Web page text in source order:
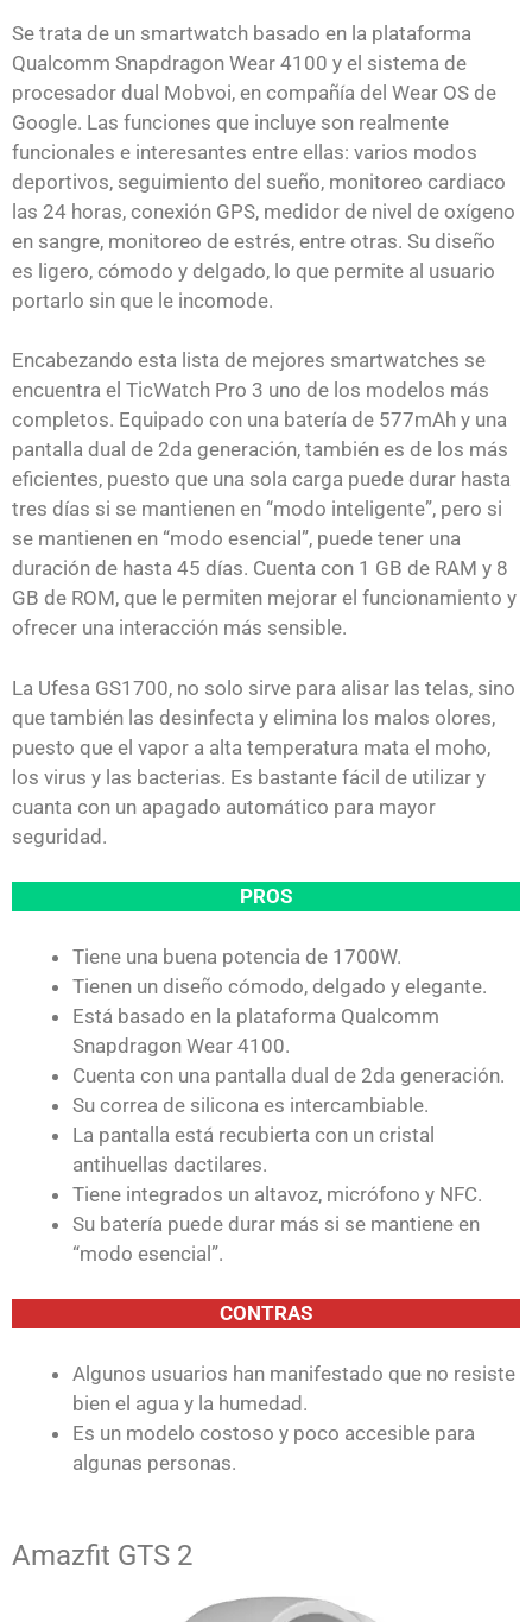
Se trata de un smartwatch basado en la plataforma
Qualcomm Snapdragon Wear 4100 y el sistema de
procesador dual Mobvoi, en compañía del Wear OS de
Google. Las funciones que incluye son realmente
funcionales e interesantes entre ellas: varios modos
deportivos, seguimiento del sueño, monitoreo cardiaco
las 24 horas, conexión GPS, medidor de nivel de oxígeno
en sangre, monitoreo de estrés, entre otras. Su diseño
es ligero, cómodo y delgado, lo que permite al usuario
portarlo sin que le incomode.
Encabezando esta lista de mejores smartwatches se
encuentra el TicWatch Pro 3 uno de los modelos más
completos. Equipado con una batería de 577mAh y una
pantalla dual de 2da generación, también es de los más
eficientes, puesto que una sola carga puede durar hasta
tres días si se mantienen en “modo inteligente”, pero si
se mantienen en “modo esencial”, puede tener una
duración de hasta 45 días. Cuenta con 1 GB de RAM y 8
GB de ROM, que le permiten mejorar el funcionamiento y
ofrecer una interacción más sensible.
La Ufesa GS1700, no solo sirve para alisar las telas, sino
que también las desinfecta y elimina los malos olores,
puesto que el vapor a alta temperatura mata el moho,
los virus y las bacterias. Es bastante fácil de utilizar y
cuanta con un apagado automático para mayor
seguridad.
PROS
Tiene una buena potencia de 1700W.
Tienen un diseño cómodo, delgado y elegante.
Está basado en la plataforma Qualcomm
Snapdragon Wear 4100.
Cuenta con una pantalla dual de 2da generación.
Su correa de silicona es intercambiable.
La pantalla está recubierta con un cristal
antihuellas dactilares.
Tiene integrados un altavoz, micrófono y NFC.
Su batería puede durar más si se mantiene en
“modo esencial”.
CONTRAS
Algunos usuarios han manifestado que no resiste
bien el agua y la humedad.
Es un modelo costoso y poco accesible para
algunas personas.
Amazfit GTS 2